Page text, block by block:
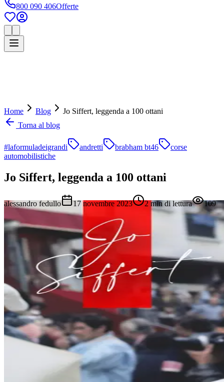
800 090 406Offerte
Home Blog
Jo Siffert, leggenda a 100 ottani
Torna al blog
#laformuladeigrandi andretti brabham bt46
corse
automobilistiche
Jo Siffert, leggenda a 100 ottani
alessandro fedullo 17 novembre 2023 2 min di lettura 109